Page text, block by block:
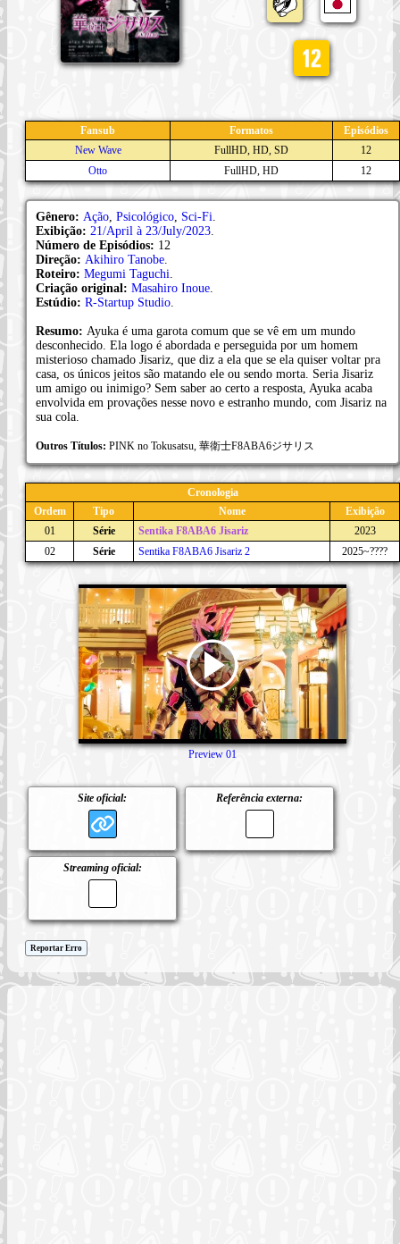
Fansub Formatos
Episódios
New Wave
FullHD, HD, SD
12
Otto
FullHD, HD 12
Gênero: Ação Psicológico Sci-Fi
Exibição: 21/April à 23/July/2023
Número de Episódios: 12
Direção: Akihiro Tanobe
Roteiro: Megumi Taguchi
Criação original: Masahiro Inoue
Estúdio: R-Startup Studio
Resumo: Ayuka é uma garota comum que se vê em um mundo
desconhecido. Ela logo é abordada e perseguida por um homem
misterioso chamado Jisariz, que diz a ela que se ela quiser voltar pra
casa, os únicos jeitos são matando ele ou sendo morta. Seria Jisariz
um amigo ou inimigo? Sem saber ao certo a resposta, Ayuka acaba
envolvida em provações nesse novo e estranho mundo, com Jisariz na
sua cola.
Outros Títulos: PINK no Tokusatsu, 華衛士F8ABA6ジサリス
Cronologia
Ordem
Tipo Nome
Exibição
01
Série Sentika F8ABA6 Jisariz
2023
02
Série Sentika F8ABA6 Jisariz 2 2025~????
Site oficial: Referência externa:
Streaming oficial:
Preview 01
Reportar Erro